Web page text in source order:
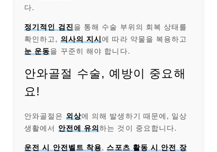
다.
정기적인 검진 을 통해 수술 부위의 회복 상태를
확인하고, 의사의 지시 에 따라 약물을 복용하고
눈 운동을 꾸준히 해야 합니다.
안와골절 수술, 예방이 중요해
요!
안와골절은 외상에 의해 발생하기 때문에, 일상
생활에서 안전에 유의하는 것이 중요합니다.
운전 시 안전벨트 착용, 스포츠 활동 시 안전 장